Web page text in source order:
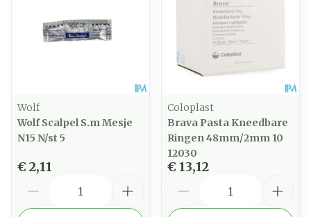
Wolf
Wolf Scalpel S.m Mesje
N15 N/st 5
€ 2,11
Coloplast
Brava Pasta Kneedbare
Ringen 48mm/2mm 10
12030
€ 13,12